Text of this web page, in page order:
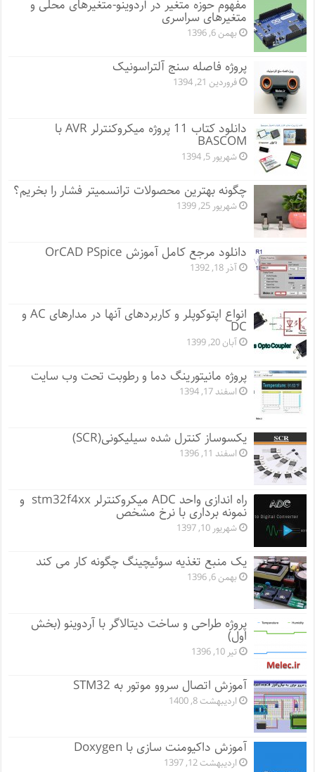
مفهوم حوزه متغیر در آردوینو-متغیرهای محلی و
متغیرهای سراسری
بهمن 6, 1396
پروژه فاصله سنج آلتراسونیک
فروردین 21, 1394
دانلود کتاب 11 پروژه میکروکنترلر AVR با
BASCOM
شهریور 5, 1394
چگونه بهترین محصولات ترانسمیتر فشار را بخریم؟
شهریور 25, 1399
دانلود مرجع کامل آموزش OrCAD PSpice
آذر 18, 1392
انواع اپتوکوپلر و کاربردهای آنها در مدارهای AC و
DC
آبان 20, 1399
پروژه مانيتورينگ دما و رطوبت تحت وب سایت
اسفند 17, 1394
یکسوساز کنترل شده سیلیکونی(SCR)
اسفند 11, 1396
راه اندازی واحد ADC میکروکنترلر stm32f4xx و
نمونه برداری با نرخ مشخص
شهریور 10, 1397
یک منبع تغذیه سوئیچینگ چگونه کار می کند
بهمن 6, 1396
پروژه طراحی و ساخت دیتالاگر با آردوینو (بخش
اول)
تیر 10, 1396
آموزش اتصال سروو موتور به STM32
اردیبهشت 8, 1400
آموزش داکیومنت سازی با Doxygen
اردیبهشت 12, 1397